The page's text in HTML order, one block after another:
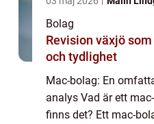
Bolag
Revision växjö
och tydlighet
Mac-bolag: En
analys Vad är ett
finns det? Ett mac-